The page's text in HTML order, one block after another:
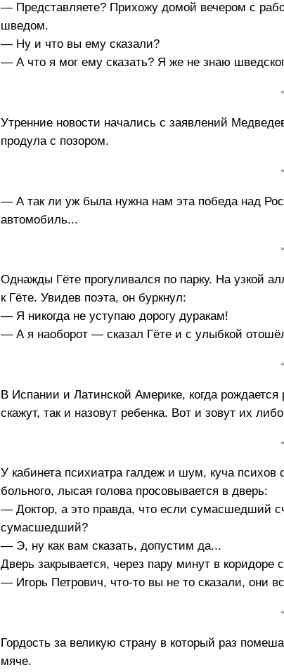
— Представляете? Прихожу домой вечером с
шведом.
— Ну и что вы ему сказали?
— А что я мог ему сказать? Я же не знаю
Утренние новости начались с заявлений
продула с позором.
— А так ли уж была нужна нам эта победа над
автомобиль...
Однажды Гёте прогуливался по парку. На узкой
к Гёте. Увидев поэта, он буркнул:
— Я никогда не уступаю дорогу дуракам!
— А я наоборот — сказал Гёте и с улыбкой
В Испании и Латинской Америке, когда
скажут, так и назовут ребенка. Вот и зовут их
У кабинета психиатра галдеж и шум, куча
больного, лысая голова просовывается в дверь:
— Доктор, а это правда, что если сумасшедший
сумасшедший?
— Э, ну как вам сказать, допустим да...
Дверь закрывается, через пару минут в
— Игорь Петрович, что-то вы не то сказали, они
Гордость за великую страну в который раз
мяче.